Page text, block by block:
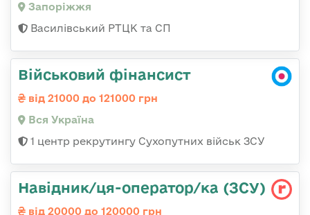
Запоріжжя
Василівський РТЦК та СП
Військовий фінансист
від 21000 до 121000 грн
Вся Україна
1 центр рекрутингу Сухопутних військ ЗСУ
Навідник/ця-оператор/ка (ЗСУ)
від 20000 до 120000 грн